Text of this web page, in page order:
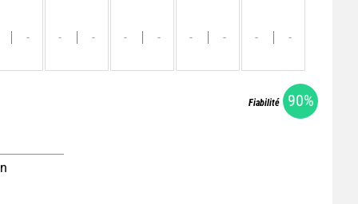
- - - - - - - - -
Fiabilité 90%